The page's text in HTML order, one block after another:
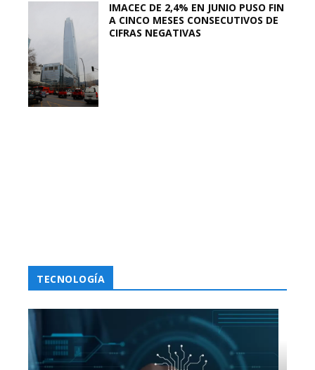
IMACEC DE 2,4% EN JUNIO PUSO FIN
A CINCO MESES CONSECUTIVOS DE
CIFRAS NEGATIVAS
TECNOLOGÍA